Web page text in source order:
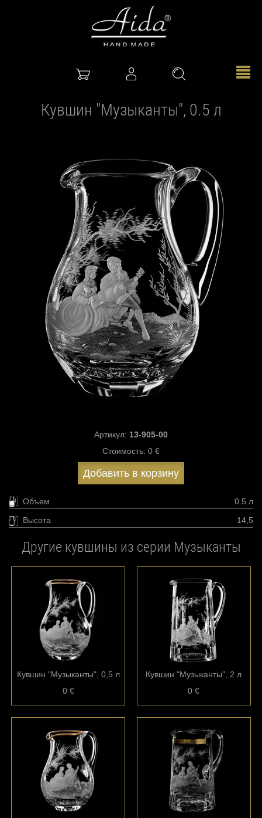
Кувшин "Музыканты", 0.5 л
Артикул: 13-905-00
Стоимость: 0 €
Добавить в корзину
Объем 0.5 л
Высота 14,5
Другие кувшины из серии Музыканты
Кувшин "Музыканты", 0,5 л
0 €
Кувшин "Музыканты", 2 л
0 €